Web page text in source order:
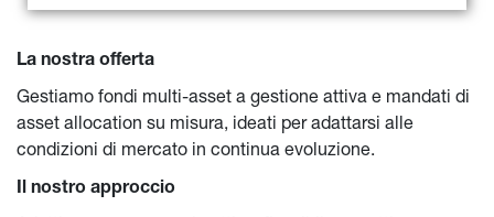
La nostra offerta
Gestiamo fondi multi-asset a gestione attiva e mandati di
asset allocation su misura, ideati per adattarsi alle
condizioni di mercato in continua evoluzione.
Il nostro approccio